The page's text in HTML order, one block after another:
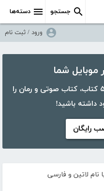
دسته‌ها جستجو
ورود / ثبت نام
با اپلیکیشن کتابراه، بیش از ۵۰،۰۰۰ کتاب، کتاب صوتی و رمان را
داشته باشید!
رایگان
نام لاتین و فارسی